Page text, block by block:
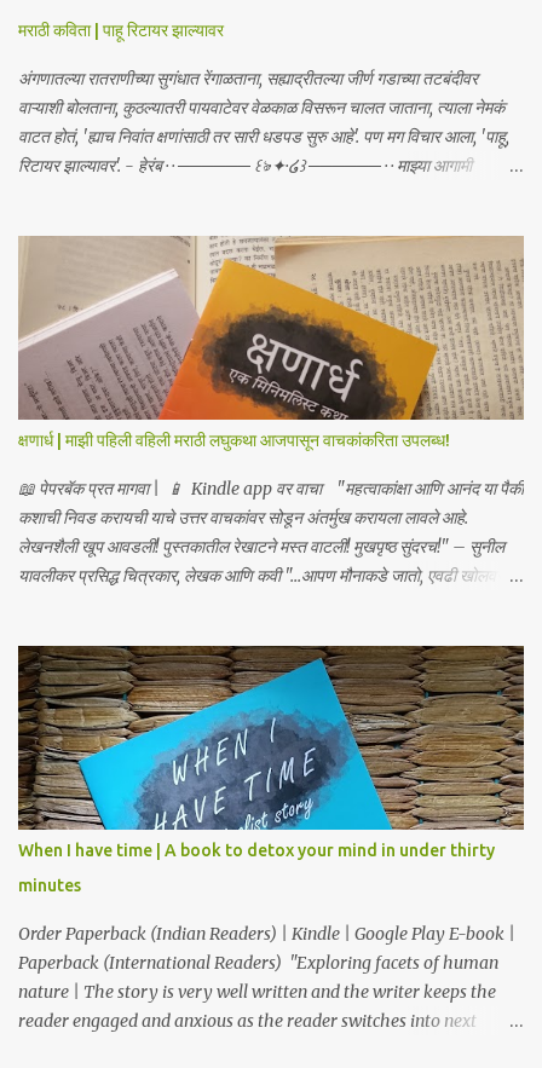
मराठी कविता | पाहू रिटायर झाल्यावर
अंगणातल्या रातराणीच्या सुगंधात रेंगाळताना, सह्याद्रीतल्या जीर्ण गडाच्या तटबंदीवर
वाऱ्याशी बोलताना, कुठल्यातरी पायवाटेवर वेळकाळ विसरून चालत जाताना, त्याला नेमकं
वाटत होतं, 'ह्याच निवांत क्षणांसाठी तर सारी धडपड सुरु आहे'. पण मग विचार आला, 'पाहू,
रिटायर झाल्यावर'. - हेरंब · · ────── ꒰ঌ·✦·໒꒱ ────── · · माझ्या आगामी
क्षणार्ध | माझी पहिली वहिली मराठी लघुकथा आजपासून वाचकांकरिता उपलब्ध!
📖 पेपरबॅक प्रत मागवा | 📱 Kindle app वर वाचा "महत्वाकांक्षा आणि आनंद या पैकी
कशाची निवड करायची याचे उत्तर वाचकांवर सोडून अंतर्मुख करायला लावले आहे.
लेखनशैली खूप आवडली! पुस्तकातील रेखाटने मस्त वाटली! मुखपृष्ठ सुंदरच!" – सुनील
यावलीकर प्रसिद्ध चित्रकार, लेखक आणि कवी "...आपण मौनाकडे जातो, एवढी खोलवर
ते अत्यंत आवडले. आपल्या ग्रंथालयात या पुस्तकाचा समावेश करावा असे मला नक्कीच
वाटते." – डॉ. अनुत्तरा शाह “भावनांचा खोलवर केलेला विचार आणि मांडणीतील
शब्दप्रमाण अतुलनीय आहे.” – डॉ. प्रणव प्रभू, लेखक आणि कवी "ही कथा आपल्याला
साचेबद्ध जीवनाच्या भावविश्वात नेते आणि या निरस जीवनप्रणालीबद्दल विचार करायला भाग
पाडते!" –सुजय खलाटे, लेखक ‘माणदेशाच्या वाटेवर’ "Carpe Diem! Beautiful
read! This book makes us, readers, aware of living in the present,
moment." – Rupali S. आजपासून वाचकांकर...
When I have time | A book to detox your mind in under thirty
minutes
Order Paperback (Indian Readers) | Kindle | Google Play E-book |
Paperback (International Readers) "Exploring facets of human
nature | The story is very well written and the writer keeps the
reader engaged and anxious as the reader switches into next